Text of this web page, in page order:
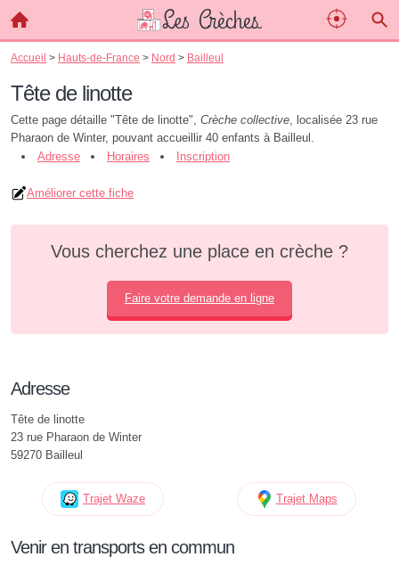
Accueil > Hauts-de-France > Nord > Bailleul
Tête de linotte
Cette page détaille "Tête de linotte", Crèche collective, localisée 23 rue
Pharaon de Winter, pouvant accueillir 40 enfants à Bailleul.
Adresse
Horaires Inscription
Améliorer cette fiche
Vous cherchez une place en crèche ?
Faire votre demande en ligne
Adresse
Tête de linotte
23 rue Pharaon de Winter
59270 Bailleul
Trajet Waze Trajet Maps
Venir en transports en commun